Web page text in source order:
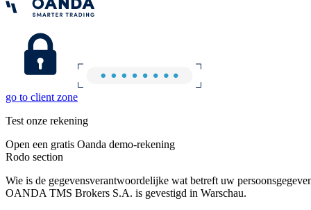
go to client zone
Test onze rekening
Open een gratis Oanda demo-rekening
Rodo section
Wie is de gegevensverantwoordelijke wat betreft uw
OANDA TMS Brokers S.A. is gevestigd in Warschau.